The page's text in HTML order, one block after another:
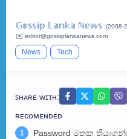
𝔾𝕠𝕤𝕤𝕚𝕡 𝕃𝕒𝕟𝕜𝕒 ℕ𝕖𝕨𝕤 :(2008-
✉️ editor@gossiplankanews.com
News Tech
ꜱʜᴀʀᴇ ᴡɪᴛʜ:
ʀᴇᴄᴏᴍᴇɴᴅᴇᴅ
1 Password මතක